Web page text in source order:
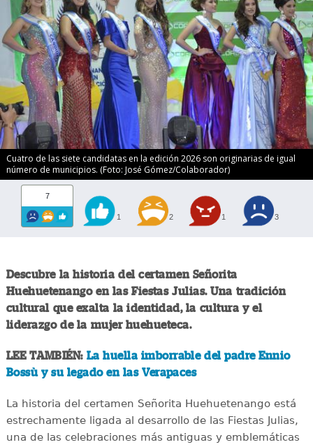
Cuatro de las siete candidatas en la edición 2026 son originarias de igual
número de municipios. (Foto: José Gómez/Colaborador)
7
1 2 1 3
Descubre la historia del certamen Señorita
Huehuetenango en las Fiestas Julias. Una tradición
cultural que exalta la identidad, la cultura y el
liderazgo de la mujer huehueteca.
LEE TAMBIÉN: La huella imborrable del padre Ennio
Bossù y su legado en las Verapaces
La historia del certamen Señorita Huehuetenango está
estrechamente ligada al desarrollo de las Fiestas Julias,
una de las celebraciones más antiguas y emblemáticas